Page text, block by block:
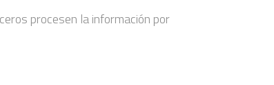
procesen la información por